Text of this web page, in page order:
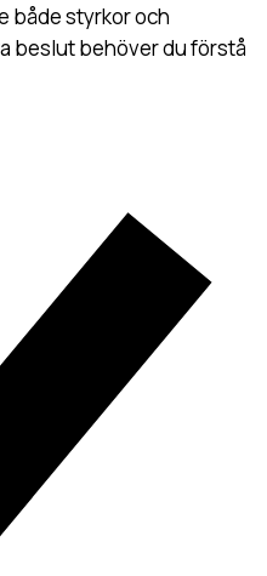
både styrkor och
beslut behöver du förstå